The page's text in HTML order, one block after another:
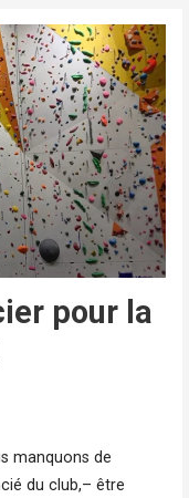
pour la
manquons de
du club,– être